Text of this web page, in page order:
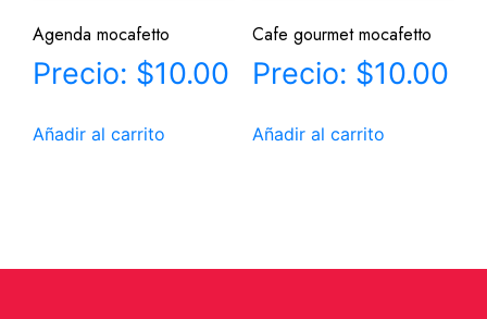
Agenda mocafetto
$10.00
Añadir al carrito
Cafe gourmet mocafetto
$10.00
Añadir al carrito